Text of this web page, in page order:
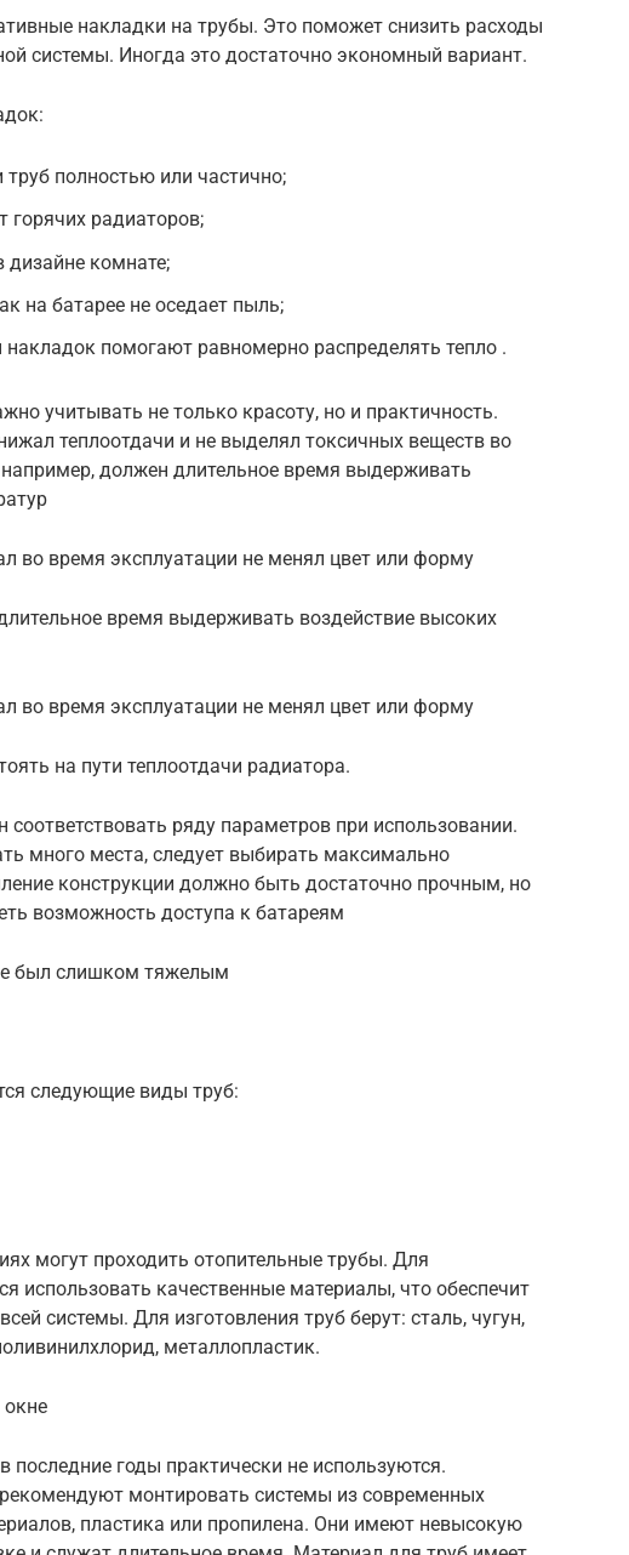
накладки на трубы. Это поможет снизить расходы
системы. Иногда это достаточно экономный вариант.
полностью или частично;
радиаторов;
дизайне комнате;
на батарее не оседает пыль;
помогают равномерно распределять тепло .
учитывать не только красоту, но и практичность.
теплоотдачи и не выделял токсичных веществ во
должен длительное время выдерживать
во время эксплуатации не менял цвет или форму
время выдерживать воздействие высоких
во время эксплуатации не менял цвет или форму
на пути теплоотдачи радиатора.
ряду параметров при использовании.
много места, следует выбирать максимально
конструкции должно быть достаточно прочным, но
возможность доступа к батареям
был слишком тяжелым
следующие виды труб:
могут проходить отопительные трубы. Для
использовать качественные материалы, что обеспечит
системы. Для изготовления труб берут: сталь, чугун,
металлопластик.
последние годы практически не используются.
монтировать системы из современных
пластика или пропилена. Они имеют невысокую